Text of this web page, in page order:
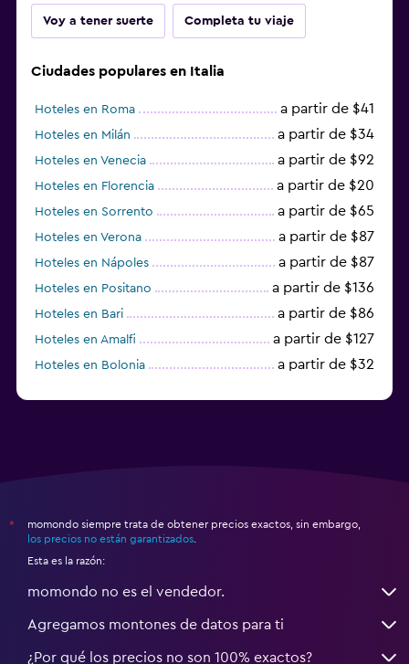
Voy a tener suerte Completa tu viaje
Ciudades populares en Italia
Hoteles en Roma a partir de $41
Hoteles en Milán a partir de $34
Hoteles en Venecia a partir de $92
Hoteles en Florencia a partir de $20
Hoteles en Sorrento a partir de $65
Hoteles en Verona a partir de $87
Hoteles en Nápoles a partir de $87
Hoteles en Positano a partir de $136
Hoteles en Bari a partir de $86
Hoteles en Amalfi a partir de $127
Hoteles en Bolonia a partir de $32
*
momondo siempre trata de obtener precios exactos, sin embargo,
los precios no están garantizados
Esta es la razón:
momondo no es el vendedor.
Agregamos montones de datos para ti
¿Por qué los precios no son 100% exactos?